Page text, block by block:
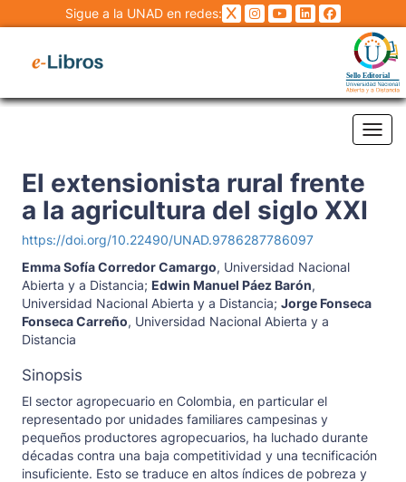
Sigue a la UNAD en redes:
El extensionista rural frente
a la agricultura del siglo XXI
https://doi.org/10.22490/UNAD.9786287786097
Emma Sofía Corredor Camargo, Universidad Nacional
Abierta y a Distancia; Edwin Manuel Páez Barón,
Universidad Nacional Abierta y a Distancia; Jorge Fonseca
Fonseca Carreño, Universidad Nacional Abierta y a
Distancia
Sinopsis
El sector agropecuario en Colombia, en particular el
representado por unidades familiares campesinas y
pequeños productores agropecuarios, ha luchado durante
décadas contra una baja competitividad y una tecnificación
insuficiente. Esto se traduce en altos índices de pobreza y